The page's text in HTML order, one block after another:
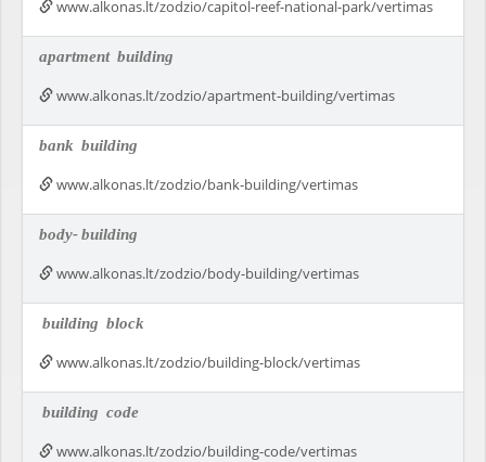
www.alkonas.lt/zodzio/capitol-reef-national-park/vertimas
apartment building
www.alkonas.lt/zodzio/apartment-building/vertimas
bank building
www.alkonas.lt/zodzio/bank-building/vertimas
body-building
www.alkonas.lt/zodzio/body-building/vertimas
building block
www.alkonas.lt/zodzio/building-block/vertimas
building code
www.alkonas.lt/zodzio/building-code/vertimas